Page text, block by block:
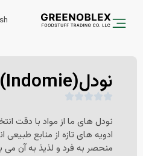
نودل(Indomie)
نودل های ما از مواد با دقت
ادویه های تازه از منابع
منحصر به فرد و لذیذ به آن می